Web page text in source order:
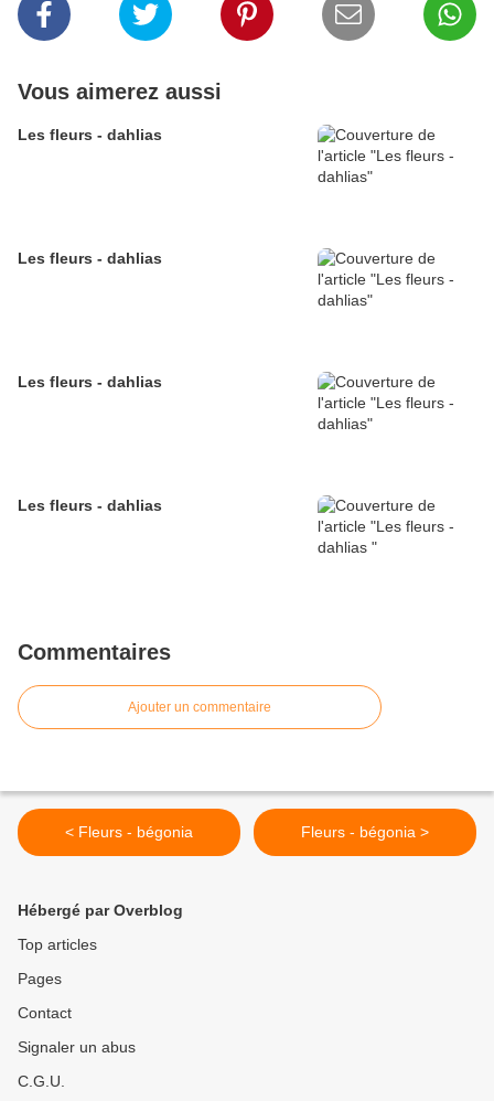
Vous aimerez aussi
Les fleurs - dahlias
Les fleurs - dahlias
Les fleurs - dahlias
Les fleurs - dahlias
Commentaires
Ajouter un commentaire
< Fleurs - bégonia Fleurs - bégonia >
Hébergé par Overblog
Top articles
Pages
Contact
Signaler un abus
C.G.U.